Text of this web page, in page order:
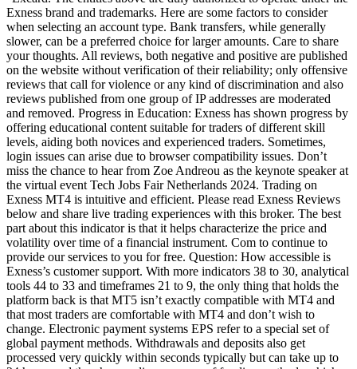
Exness brand and trademarks. Here are some factors to consider
when selecting an account type. Bank transfers, while generally
slower, can be a preferred choice for larger amounts. Care to share
your thoughts. All reviews, both negative and positive are published
on the website without verification of their reliability; only offensive
reviews that call for violence or any kind of discrimination and also
reviews published from one group of IP addresses are moderated
and removed. Progress in Education: Exness has shown progress by
offering educational content suitable for traders of different skill
levels, aiding both novices and experienced traders. Sometimes,
login issues can arise due to browser compatibility issues. Don’t
miss the chance to hear from Zoe Andreou as the keynote speaker at
the virtual event Tech Jobs Fair Netherlands 2024. Trading on
Exness MT4 is intuitive and efficient. Please read Exness Reviews
below and share live trading experiences with this broker. The best
part about this indicator is that it helps characterize the price and
volatility over time of a financial instrument. Com to continue to
provide our services to you for free. Question: How accessible is
Exness’s customer support. With more indicators 38 to 30, analytical
tools 44 to 33 and timeframes 21 to 9, the only thing that holds the
platform back is that MT5 isn’t exactly compatible with MT4 and
that most traders are comfortable with MT4 and don’t wish to
change. Electronic payment systems EPS refer to a special set of
global payment methods. Withdrawals and deposits also get
processed very quickly within seconds typically but can take up to